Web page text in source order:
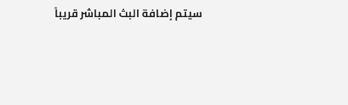
سيتم إضافة البث المباشر قريباً